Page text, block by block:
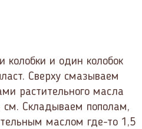
и один колобок
Сверху смазываем
растительного масла
Складываем пополам,
маслом где-то 1,5